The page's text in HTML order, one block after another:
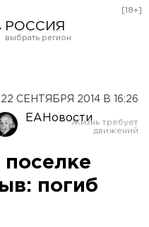
РОССИЯ
Оренбург
[18+]
22 СЕНТЯБРЯ 2014 В 16:26
ЕАНовости
поселке
погиб